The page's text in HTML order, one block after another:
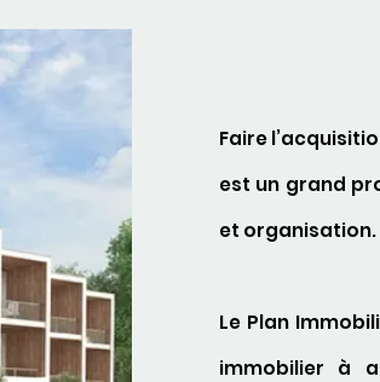
Faire
est un grand
et organisation.
Le Plan
immobilier à